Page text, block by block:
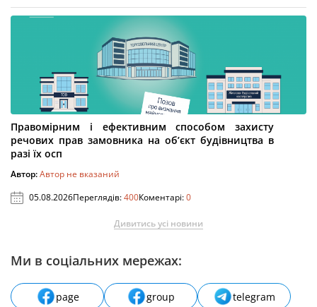
Правомірним і ефективним способом захисту
речових прав замовника на об’єкт будівництва в
разі їх осп
Автор:Автор не вказаний
05.08.2026Переглядів:400Коментарі:0
Дивитись усі новини
Ми в соціальних мережах:
page group
telegram